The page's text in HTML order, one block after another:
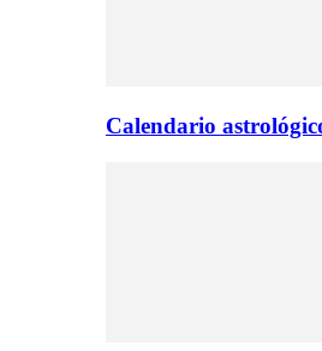
Calendario